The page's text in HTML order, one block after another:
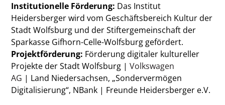
Institutionelle Förderung: Das Institut
Heidersberger wird vom Geschäftsbereich Kultur der
Stadt Wolfsburg und der Stiftergemeinschaft der
Sparkasse Gifhorn-Celle-Wolfsburg gefördert.
Projektförderung: Förderung digitaler kultureller
Projekte der Stadt Wolfsburg |Volkswagen
AG | Land Niedersachsen, „Sondervermögen
Digitalisierung“, NBank | Freunde Heidersberger e.V.